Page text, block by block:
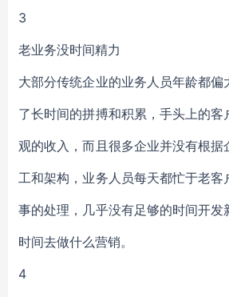
3
老业务没时间精力
大部分传统企业的业务人员年龄都
了长时间的拼搏和积累，手头上的
观的收入，而且很多企业并没有根据
工和架构，业务人员每天都忙于老客
事的处理，几乎没有足够的时间开发
时间去做什么营销。
4